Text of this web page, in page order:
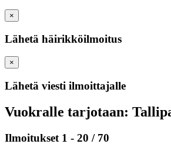
×
Lähetä häirikköilmoitus
×
Lähetä viesti ilmoittajalle
Vuokralle tarjotaan:
Ilmoitukset 1 - 20 / 70